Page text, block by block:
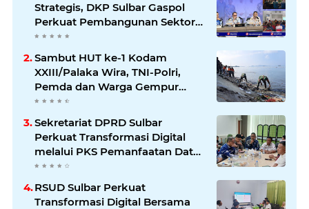
Strategis, DKP Sulbar Gaspol
Perkuat Pembangunan Sektor
Kelautan dan Perikanan
Sambut HUT ke-1 Kodam
XXIII/Palaka Wira, TNI-Polri,
Pemda dan Warga Gempur
Sampah di Pantai Bahari
Sekretariat DPRD Sulbar
Perkuat Transformasi Digital
melalui PKS Pemanfaatan Data
Kependudukan
RSUD Sulbar Perkuat
Transformasi Digital Bersama